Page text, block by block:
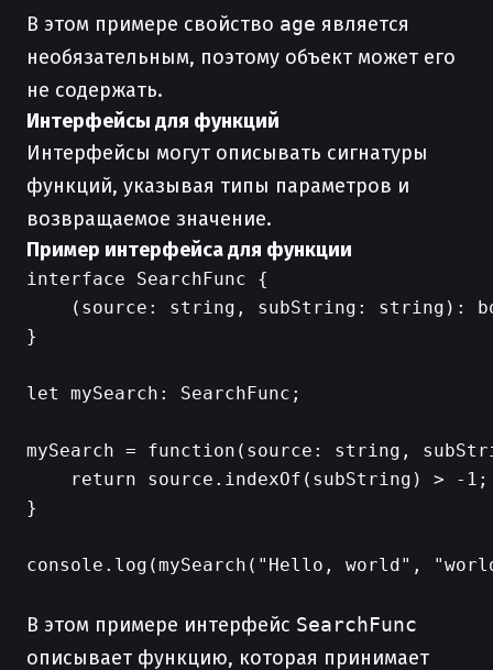
В этом примере свойство age является
необязательным, поэтому объект может его
не содержать.
Интерфейсы для функций
Интерфейсы могут описывать сигнатуры
функций, указывая типы параметров и
возвращаемое значение.
Пример интерфейса для функции
interface SearchFunc {
(source: string, subString: string):
}
let mySearch: SearchFunc;
mySearch = function(source: string,
    return source.indexOf(subString) > -1;
}
console.log(mySearch("Hello, world",
В этом примере интерфейс SearchFunc
описывает функцию, которая принимает